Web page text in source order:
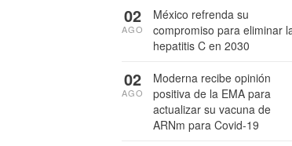
México refrenda su
compromiso para eliminar
hepatitis C en 2030
02
AGO
Moderna recibe opinión
positiva de la EMA para
actualizar su vacuna de
ARNm para Covid-19
02
AGO